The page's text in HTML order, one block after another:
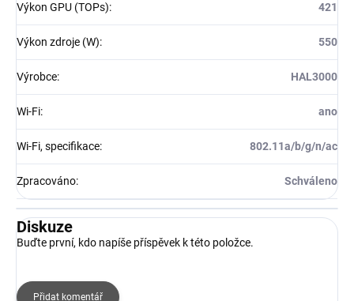
Výkon GPU (TOPs): 421
Výkon zdroje (W): 550
Výrobce: HAL3000
Wi-Fi: ano
Wi-Fi, specifikace: 802.11a/b/g/n/ac
Zpracováno: Schváleno
Diskuze
Buďte první, kdo napíše příspěvek k této položce.
Přidat komentář